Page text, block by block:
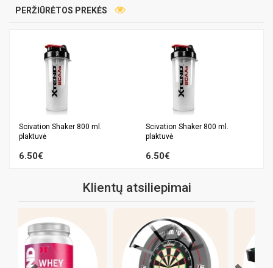
PERŽIŪRĖTOS PREKĖS
Scivation Shaker 800 ml.
plaktuvė
6.50€
Scivation Shaker 800 ml.
plaktuvė
6.50€
Klientų atsiliepimai